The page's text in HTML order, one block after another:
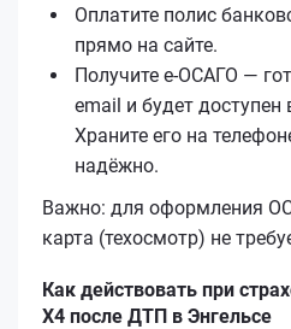
Оплатите полис
прямо на сайте.
Получите е‑ОСАГО —
email и будет доступен
Храните его на
надёжно.
Важно: для оформления
карта (техосмотр) не
Как действовать при
X4 после ДТП в Энгельсе